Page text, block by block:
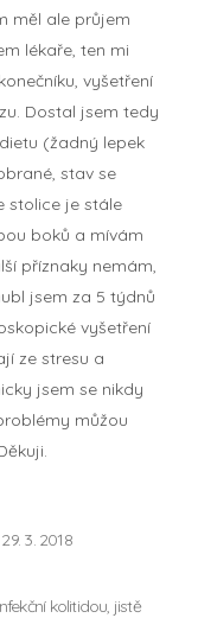
měl ale průjem
lékaře, ten mi
vyšetření
Dostal jsem tedy
(žadný lepek
stav se
stolice je stále
boků a mívám
příznaky nemám,
jsem za 5 týdnů
vyšetření
ze stresu a
jsem se nikdy
můžou
3. 2018
kolitidou, jistě